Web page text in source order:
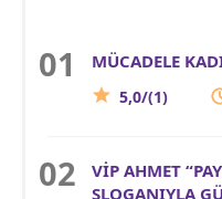
MÜCADELE
5,0/(1)
VİP AHMET
SLOGANIYLA